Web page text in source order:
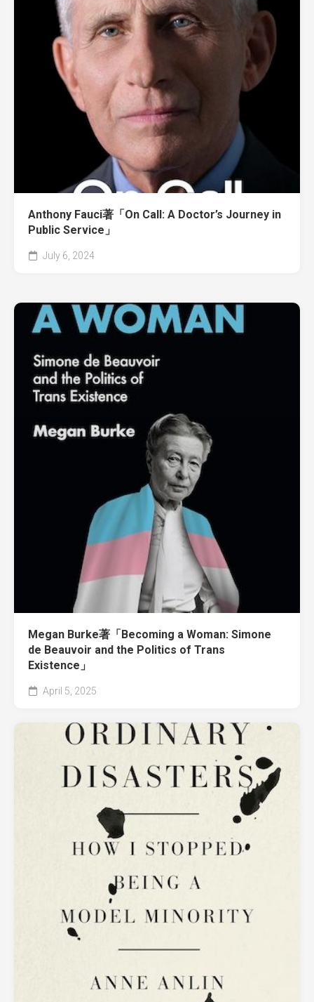
Anthony Fauci著「On Call: A Doctor’s Journey in
Public Service」
July 6, 2024
Megan Burke著「Becoming a Woman: Simone
de Beauvoir and the Politics of Trans
Existence」
April 5, 2025